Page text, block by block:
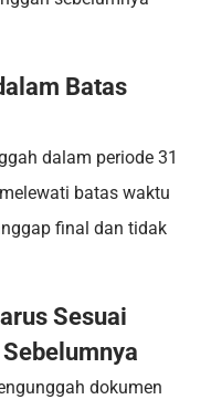
Batas
dalam periode 31
batas waktu
final dan tidak
Sesuai
dokumen